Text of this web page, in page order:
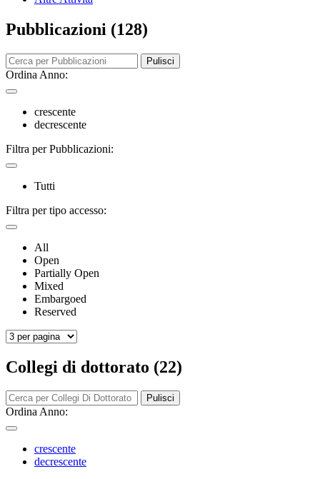
Pubblicazioni (128)
Pulisci
Ordina Anno:
crescente
decrescente
Filtra per Pubblicazioni:
Tutti
Filtra per tipo accesso:
All
Open
Partially Open
Mixed
Embargoed
Reserved
Collegi di dottorato (22)
Pulisci
Ordina Anno:
crescente
decrescente